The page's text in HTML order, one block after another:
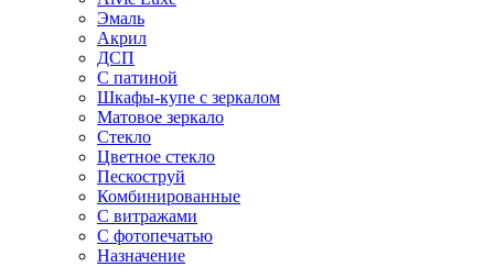
Эмаль
Акрил
ДСП
С патиной
Шкафы-купе с зеркалом
Матовое зеркало
Стекло
Цветное стекло
Пескоструй
Комбинированные
С витражами
С фотопечатью
Назначение